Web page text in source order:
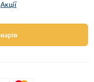
Акції